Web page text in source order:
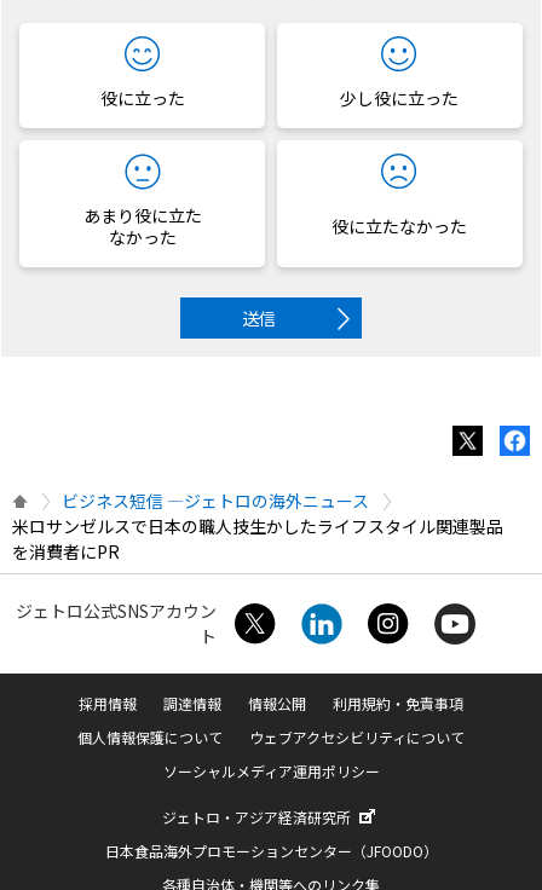
役に立った 少し役に立った
あまり役に立た
なかった
役に立たなかった
送信
ビジネス短信 ―ジェトロの海外ニュース
米ロサンゼルスで日本の職人技生かしたライフスタイル関連製品
を消費者にPR
ジェトロ公式SNSアカウン
ト
採用情報 調達情報 情報公開
利用規約・免責事項
個人情報保護について
ウェブアクセシビリティについて
ソーシャルメディア運用ポリシー
ジェトロ・アジア経済研究所
日本食品海外プロモーションセンター（JFOODO）
各種自治体・機関等へのリンク集